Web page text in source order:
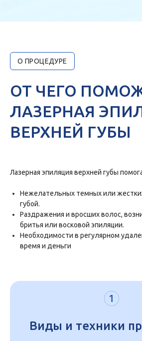
О ПРОЦЕДУРЕ
ОТ ЧЕГО
ЛАЗЕРНАЯ
ВЕРХНЕЙ ГУБЫ
Лазерная эпиляция верхней губы
Нежелательных темных или
губой.
Раздражения и вросших волос,
бритья или восковой эпиляции.
Необходимости в регулярном
время и деньги
Виды и техники